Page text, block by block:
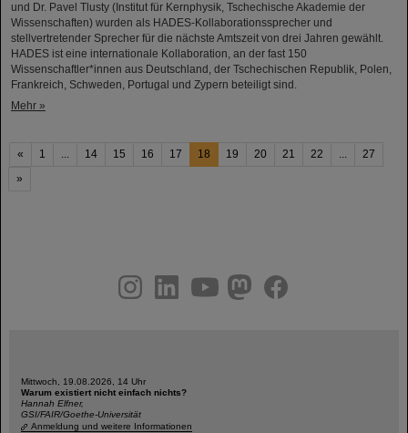
und Dr. Pavel Tlusty (Institut für Kernphysik, Tschechische Akademie der
Wissenschaften) wurden als HADES-Kollaborationssprecher und
stellvertretender Sprecher für die nächste Amtszeit von drei Jahren gewählt.
HADES ist eine internationale Kollaboration, an der fast 150
Wissenschaftler*innen aus Deutschland, der Tschechischen Republik, Polen,
Frankreich, Schweden, Portugal und Zypern beteiligt sind.
Mehr »
« 1 ... 14 15 16 17 18 19 20 21 22 ...
27
»
youtubehelmholtz.socialfacebook
Mittwoch, 19.08.2026, 14 Uhr
Warum existiert nicht einfach nichts?
Hannah Elfner,
GSI/FAIR/Goethe-Universität
Anmeldung und weitere Informationen